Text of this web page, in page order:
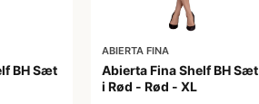
BH Sæt
ABIERTA FINA
Abierta Fina Shelf BH Sæt
i Rød - Rød - XL